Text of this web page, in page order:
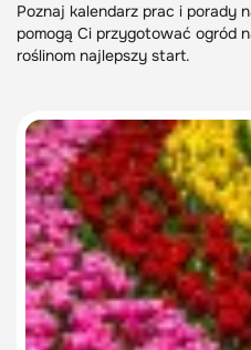
Poznaj kalendarz prac i porady
pomogą Ci przygotować ogród
roślinom najlepszy start.